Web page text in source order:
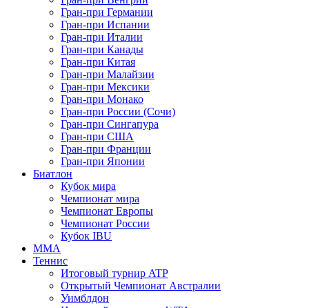
Гран-при Германии
Гран-при Испании
Гран-при Италии
Гран-при Канады
Гран-при Китая
Гран-при Малайзии
Гран-при Мексики
Гран-при Монако
Гран-при России (Сочи)
Гран-при Сингапура
Гран-при США
Гран-при Франции
Гран-при Японии
Биатлон
Кубок мира
Чемпионат мира
Чемпионат Европы
Чемпионат России
Кубок IBU
MMA
Теннис
Итоговый турнир ATP
Открытый Чемпионат Австралии
Уимблдон